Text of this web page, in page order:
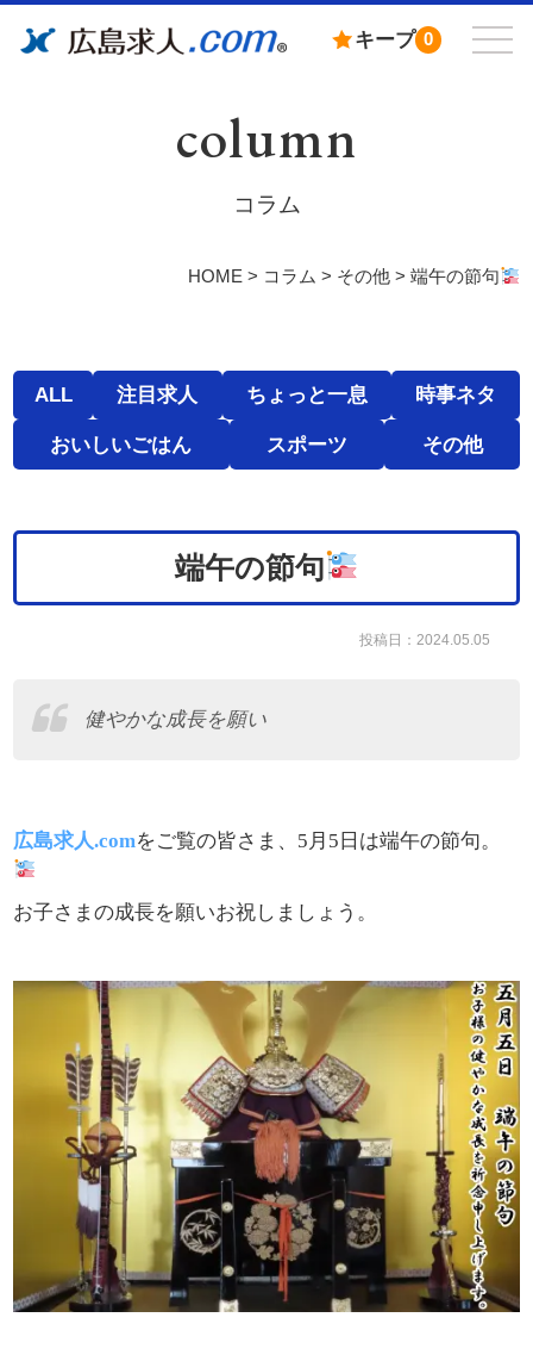
キープ 0
column
コラム
HOME > コラム > その他 >端午の節句
ALL 注目求人 ちょっと一息 時事ネタ
おいしいごはん スポーツ その他
端午の節句
投稿日：2024.05.05
健やかな成長を願い
広島求人.comをご覧の皆さま、5月5日は端午の節句。
お子さまの成長を願いお祝しましょう。